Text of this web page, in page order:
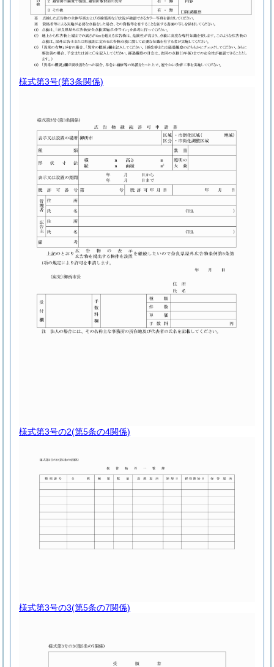
様式第3号(第3条関係)
様式第3号の2(第5条の4関係)
様式第3号の3(第5条の7関係)